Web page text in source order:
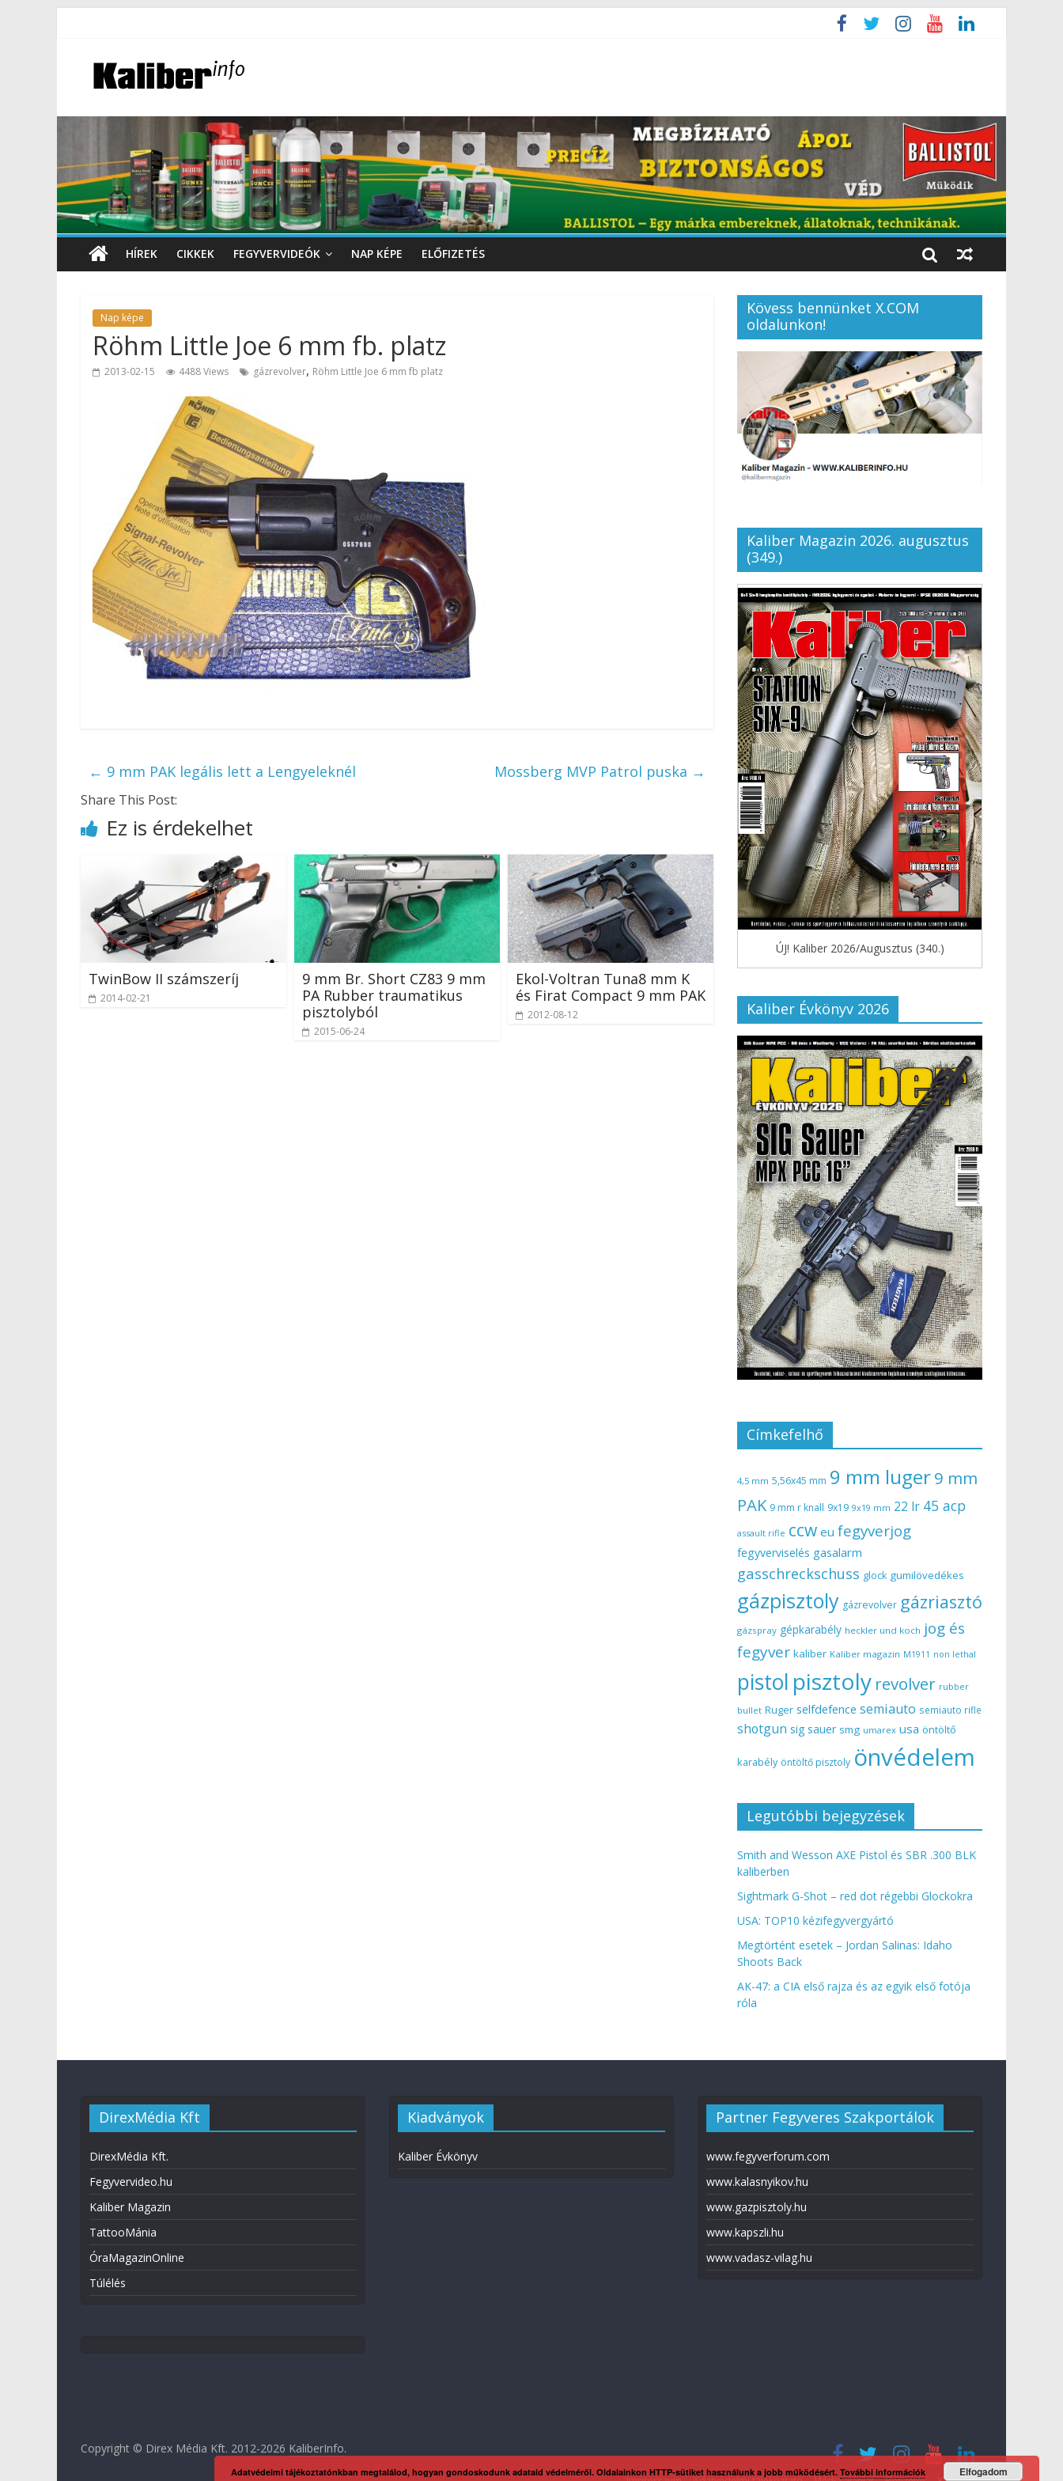
HÍREK CIKKEK FEGYVERVIDEÓK NAP KÉPE ELŐFIZETÉS
Nap képe
Röhm Little Joe 6 mm fb. platz
2013-02-15 4488 Views gázrevolver, Röhm Little Joe 6 mm fb platz
← 9 mm PAK legális lett a Lengyeleknél Mossberg MVP Patrol puska →
Share This Post:
Ez is érdekelhet
TwinBow II számszeríj
2014-02-21
9 mm Br. Short CZ83 9 mm
PA Rubber traumatikus
pisztolyból
2015-06-24
Ekol-Voltran Tuna8 mm K
és Firat Compact 9 mm PAK
2012-08-12
Kövess bennünket X.COM
oldalunkon!
Kaliber Magazin 2026. augusztus
(349.)
ÚJ! Kaliber 2026/Augusztus (340.)
Kaliber Évkönyv 2026
Címkefelhő
4,5 mm 5,56x45 mm 9 mm luger9 mm
PAK 9 mm r knall 9x19 9x19 mm 22 lr 45 acp
assault rifle ccw eu fegyverjog
fegyverviselés gasalarm
gasschreckschuss glock gumilövedékes
gázpisztoly gázrevolver gázriasztó
gázspray gépkarabély heckler und koch jog és
fegyver kaliber Kaliber magazin M1911 non lethal
pistol pisztoly revolver rubber
bullet Ruger selfdefence semiauto semiauto rifle
shotgun sig sauer smg umarex usa öntöltő
karabély öntöltő pisztoly önvédelem
Legutóbbi bejegyzések
Smith and Wesson AXE Pistol és SBR .300 BLK
kaliberben
Sightmark G-Shot – red dot régebbi Glockokra
USA: TOP10 kézifegyvergyártó
Megtörtént esetek – Jordan Salinas: Idaho
Shoots Back
AK-47: a CIA első rajza és az egyik első fotója
róla
DirexMédia Kft
DirexMédia Kft.
Fegyvervideo.hu
Kaliber Magazin
TattooMánia
ÓraMagazinOnline
Túlélés
Kiadványok
Kaliber Évkönyv
Partner Fegyveres Szakportálok
www.fegyverforum.com
www.kalasnyikov.hu
www.gazpisztoly.hu
www.kapszli.hu
www.vadasz-vilag.hu
Copyright © Direx Média Kft. 2012-2026 KaliberInfo.
Adatvédelmi tájékoztatónkban megtalálod, hogyan gondoskodunk adataid védelméről. Oldalainkon HTTP-sütiket használunk a jobb működésért. További információk Elfogadom